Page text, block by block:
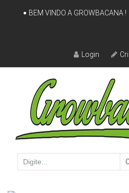
Skip
BEM VINDO A GROWBACANA !
Login